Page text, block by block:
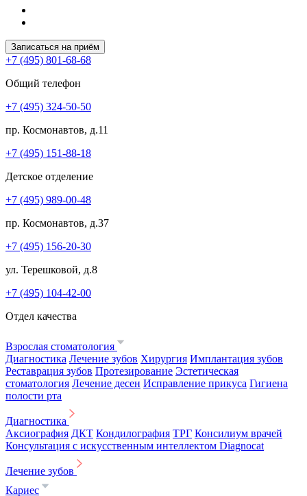
Записаться на приём
+7 (495) 801-68-68
Общий телефон
+7 (495) 324-50-50
пр. Космонавтов, д.11
+7 (495) 151-88-18
Детское отделение
+7 (495) 989-00-48
пр. Космонавтов, д.37
+7 (495) 156-20-30
ул. Терешковой, д.8
+7 (495) 104-42-00
Отдел качества
Взрослая стоматология
Диагностика Лечение зубов Хирургия Имплантация зубов
Реставрация зубов Протезирование Эстетическая
стоматология Лечение десен Исправление прикуса Гигиена
полости рта
Диагностика
Аксиография ДКТ Кондилография ТРГ Консилиум врачей
Консультация с искусственным интеллектом Diagnocat
Лечение зубов
Кариес